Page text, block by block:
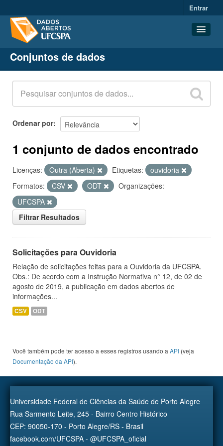
Entrar
Conjuntos de dados
Organizações
Grupos
Sobre
Conjuntos de dados
Ordenar por
1 conjunto de dados encontrado
Licenças: Outra (Aberta) Etiquetas:
ouvidoria
Formatos:
CSV ODT
Organizações:
UFCSPA
Filtrar Resultados
Solicitações para Ouvidoria
Relação de solicitações feitas para a Ouvidoria da UFCSPA.
Obs.: De acordo com a Instrução Normativa n° 12, de 02 de
agosto de 2019, a publicação em dados abertos de
informações...
CSV ODT
Você também pode ter acesso a esses registros usando a API (veja
Documentação da API).
Universidade Federal de Ciências da Saúde de Porto Alegre
Rua Sarmento Leite, 245 - Bairro Centro Histórico
CEP: 90050-170 - Porto Alegre/RS - Brasil
facebook.com/UFCSPA - @UFCSPA_oficial